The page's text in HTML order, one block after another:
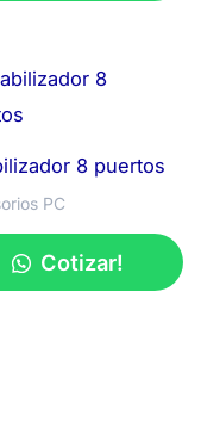
8 puertos
PC
Cotizar!